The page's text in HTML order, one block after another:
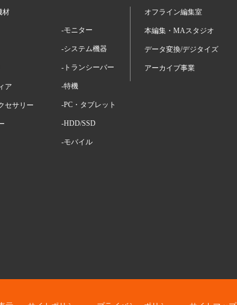
材
ア
セサリー
-モニター
-システム機器
-トランシーバー
-特機
-PC・タブレット
-HDD/SSD
-モバイル
オフライン編集室
本編集・MAスタジオ
データ変換/デジタイズ
アーカイブ事業